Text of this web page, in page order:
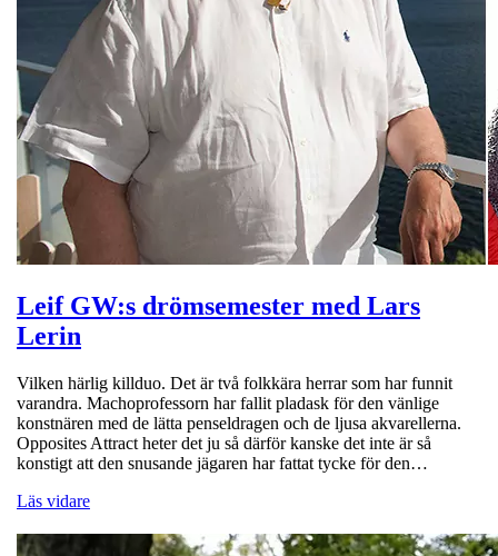
Leif GW:s drömsemester med Lars
Lerin
Vilken härlig killduo. Det är två folkkära herrar som har funnit
varandra. Machoprofessorn har fallit pladask för den vänlige
konstnären med de lätta penseldragen och de ljusa akvarellerna.
Opposites Attract heter det ju så därför kanske det inte är så
konstigt att den snusande jägaren har fattat tycke för den…
Läs vidare